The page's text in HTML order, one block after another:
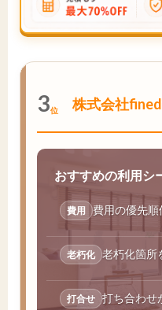
3位 株式会社
おすすめの利用シ
費用 費用の優先
老朽化 老朽化箇所
打合せ 打ち合わせ